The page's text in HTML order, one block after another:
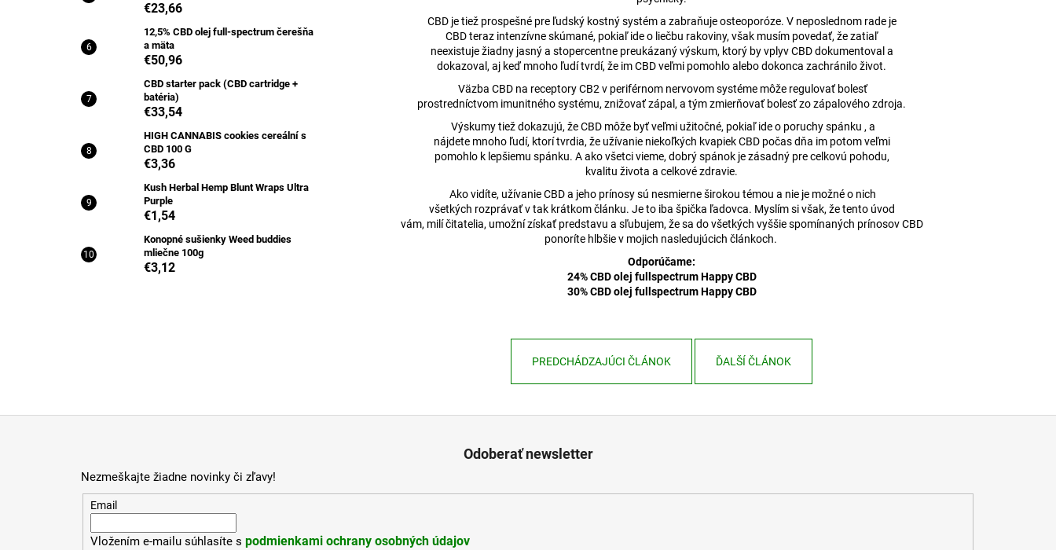
€23,66
12,5% CBD olej full-spectrum čerešňa
a mäta
€50,96
CBD starter pack (CBD cartridge +
batéria)
€33,54
HIGH CANNABIS cookies cereální s
CBD 100 G
€3,36
Kush Herbal Hemp Blunt Wraps Ultra
Purple
€1,54
Konopné sušienky Weed buddies
mliečne 100g
€3,12
CBD je tiež prospešné pre ľudský kostný systém a zabraňuje osteoporóze. V neposlednom rade je
CBD teraz intenzívne skúmané, pokiaľ ide o liečbu rakoviny, však musím povedať, že zatiaľ
neexistuje žiadny jasný a stopercentne preukázaný výskum, ktorý by vplyv CBD dokumentoval a
dokazoval, aj keď mnoho ľudí tvrdí, že im CBD veľmi pomohlo alebo dokonca zachránilo život.
Väzba CBD na receptory CB2 v periférnom nervovom systéme môže regulovať bolesť
prostredníctvom imunitného systému, znižovať zápal, a tým zmierňovať bolesť zo zápalového zdroja.
Výskumy tiež dokazujú, že CBD môže byť veľmi užitočné, pokiaľ ide o poruchy spánku , a
nájdete mnoho ľudí, ktorí tvrdia, že užívanie niekoľkých kvapiek CBD počas dňa im potom veľmi
pomohlo k lepšiemu spánku. A ako všetci vieme, dobrý spánok je zásadný pre celkovú pohodu,
kvalitu života a celkové zdravie.
Ako vidíte, užívanie CBD a jeho prínosy sú nesmierne širokou témou a nie je možné o nich
všetkých rozprávať v tak krátkom článku. Je to iba špička ľadovca. Myslím si však, že tento úvod
vám, milí čitatelia, umožní získať predstavu a sľubujem, že sa do všetkých vyššie spomínaných prínosov CBD
ponoríte hlbšie v mojich nasledujúcich článkoch.
Odporúčame:
24% CBD olej fullspectrum Happy CBD
30% CBD olej fullspectrum Happy CBD
PREDCHÁDZAJÚCI ČLÁNOK ĎALŠÍ ČLÁNOK
Odoberať newsletter
Nezmeškajte žiadne novinky či zľavy!
Email
Vložením e-mailu súhlasíte s podmienkami ochrany osobných údajov